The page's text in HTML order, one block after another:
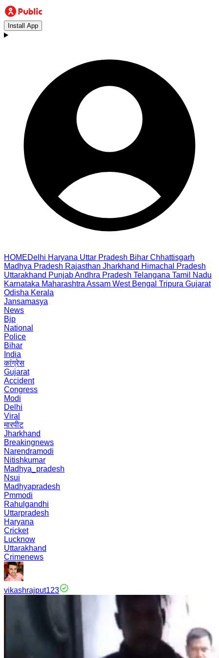
Install App
HOMEDelhi Haryana Uttar Pradesh Bihar Chhattisgarh
Madhya Pradesh Rajasthan Jharkhand Himachal Pradesh
Uttarakhand PunjabAndhra Pradesh Telangana Tamil Nadu
Karnataka Maharashtra Assam West Bengal Tripura Gujarat
Odisha Kerala
Jansamasya
News
Bjp
National
Police
Bihar
India
कांग्रेस
Gujarat
Accident
Congress
Modi
Delhi
Viral
मारपीट
Jharkhand
Breakingnews
Narendramodi
Nitishkumar
Madhya_pradesh
Nsui
Madhyapradesh
Pmmodi
Rahulgandhi
Uttarpradesh
Haryana
Cricket
Lucknow
Uttarakhand
Crimenews
vikashrajput123